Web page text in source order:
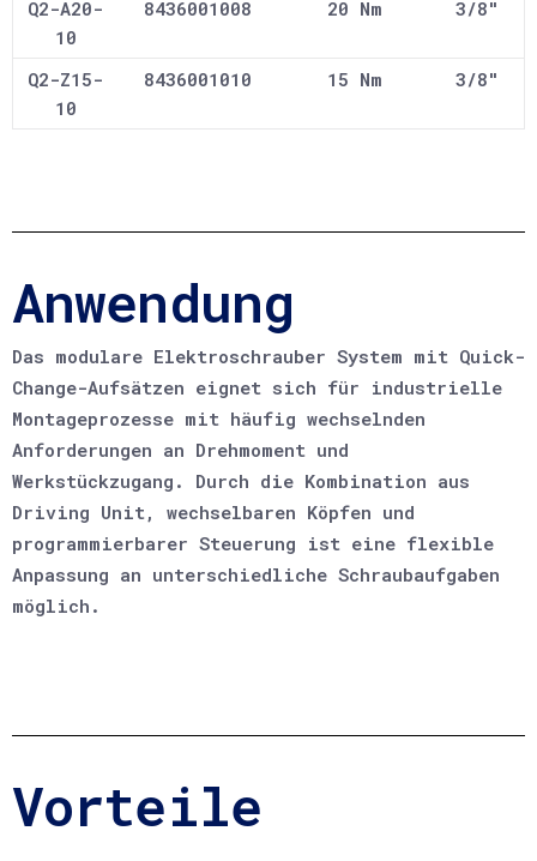
Q2-A20-
10
8436001008 20 Nm 3/8"
Q2-Z15-
10
8436001010 15 Nm 3/8"
Anwendung
Das modulare Elektroschrauber System mit Quick-
Change-Aufsätzen eignet sich für industrielle
Montageprozesse mit häufig wechselnden
Anforderungen an Drehmoment und
Werkstückzugang. Durch die Kombination aus
Driving Unit, wechselbaren Köpfen und
programmierbarer Steuerung ist eine flexible
Anpassung an unterschiedliche Schraubaufgaben
möglich.
Vorteile